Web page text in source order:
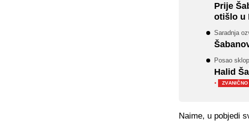
Prije
otišlo u
Saradnja
Posao
Halid
·
ZVANIČNO
Naime, u pobjedi